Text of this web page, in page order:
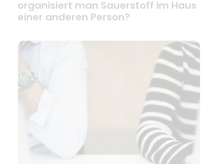
organisiert man Sauerstoff im Haus
einer anderen Person?